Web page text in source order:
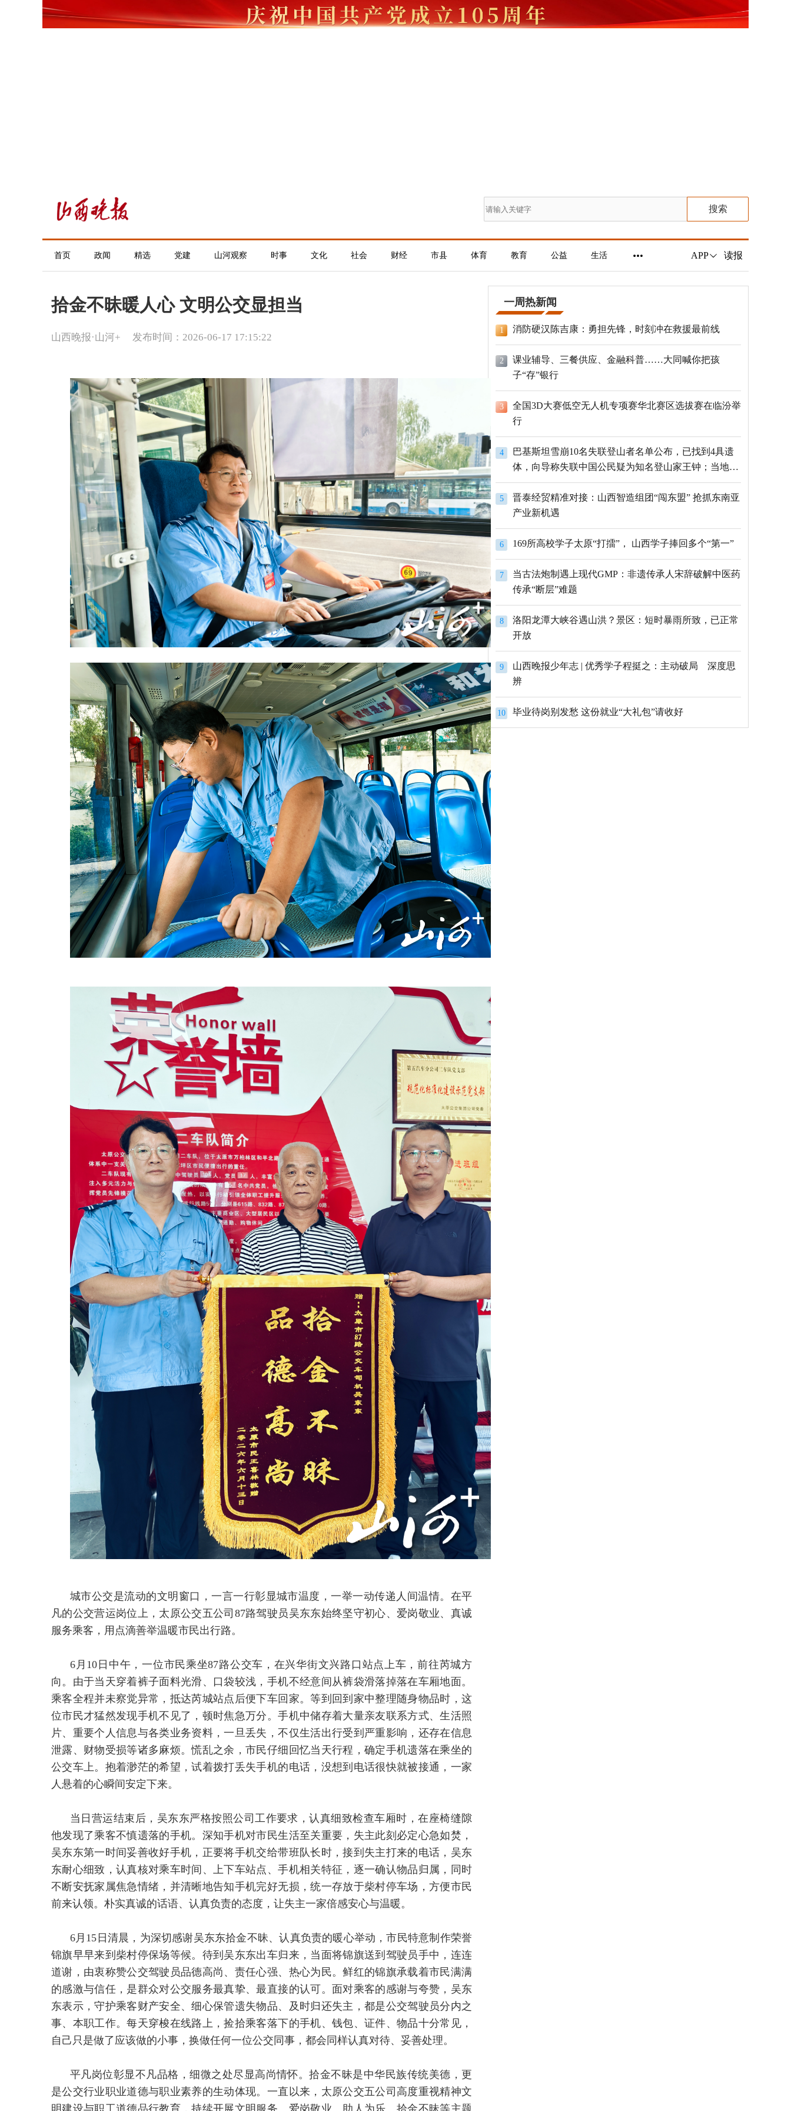
搜索
首页 政闻 精选 党建 山河观察 时事 文化 社会 财经 市县 体育 教育 公益 生活 APP 读报
拾金不昧暖人心 文明公交显担当
山西晚报·山河+ 发布时间：2026-06-17 17:15:22
城市公交是流动的文明窗口，一言一行彰显城市温度，一举一动传递人间温情。在平
凡的公交营运岗位上，太原公交五公司87路驾驶员吴东东始终坚守初心、爱岗敬业、真诚
服务乘客，用点滴善举温暖市民出行路。
6月10日中午，一位市民乘坐87路公交车，在兴华街文兴路口站点上车，前往芮城方
向。由于当天穿着裤子面料光滑、口袋较浅，手机不经意间从裤袋滑落掉落在车厢地面。
乘客全程并未察觉异常，抵达芮城站点后便下车回家。等到回到家中整理随身物品时，这
位市民才猛然发现手机不见了，顿时焦急万分。手机中储存着大量亲友联系方式、生活照
片、重要个人信息与各类业务资料，一旦丢失，不仅生活出行受到严重影响，还存在信息
泄露、财物受损等诸多麻烦。慌乱之余，市民仔细回忆当天行程，确定手机遗落在乘坐的
公交车上。抱着渺茫的希望，试着拨打丢失手机的电话，没想到电话很快就被接通，一家
人悬着的心瞬间安定下来。
当日营运结束后，吴东东严格按照公司工作要求，认真细致检查车厢时，在座椅缝隙
他发现了乘客不慎遗落的手机。深知手机对市民生活至关重要，失主此刻必定心急如焚，
吴东东第一时间妥善收好手机，正要将手机交给带班队长时，接到失主打来的电话，吴东
东耐心细致，认真核对乘车时间、上下车站点、手机相关特征，逐一确认物品归属，同时
不断安抚家属焦急情绪，并清晰地告知手机完好无损，统一存放于柴村停车场，方便市民
前来认领。朴实真诚的话语、认真负责的态度，让失主一家倍感安心与温暖。
6月15日清晨，为深切感谢吴东东拾金不昧、认真负责的暖心举动，市民特意制作荣誉
锦旗早早来到柴村停保场等候。待到吴东东出车归来，当面将锦旗送到驾驶员手中，连连
道谢，由衷称赞公交驾驶员品德高尚、责任心强、热心为民。鲜红的锦旗承载着市民满满
的感激与信任，是群众对公交服务最真挚、最直接的认可。面对乘客的感谢与夸赞，吴东
东表示，守护乘客财产安全、细心保管遗失物品、及时归还失主，都是公交驾驶员分内之
事、本职工作。每天穿梭在线路上，捡拾乘客落下的手机、钱包、证件、物品十分常见，
自己只是做了应该做的小事，换做任何一位公交同事，都会同样认真对待、妥善处理。
平凡岗位彰显不凡品格，细微之处尽显高尚情怀。拾金不昧是中华民族传统美德，更
是公交行业职业道德与职业素养的生动体现。一直以来，太原公交五公司高度重视精神文
明建设与职工道德品行教育，持续开展文明服务、爱岗敬业、助人为乐、拾金不昧等主题
一周热新闻
1 消防硬汉陈吉康：勇担先锋，时刻冲在救援最前线
2
课业辅导、三餐供应、金融科普……大同喊你把孩
子“存”银行
3
全国3D大赛低空无人机专项赛华北赛区选拔赛在临汾举
行
4
巴基斯坦雪崩10名失联登山者名单公布，已找到4具遗
体，向导称失联中国公民疑为知名登山家王钟；当地官
员：已定位到3个追踪器
5
晋泰经贸精准对接：山西智造组团“闯东盟” 抢抓东南亚
产业新机遇
6 169所高校学子太原“打擂”， 山西学子捧回多个“第一”
7
当古法炮制遇上现代GMP：非遗传承人宋辞破解中医药
传承“断层”难题
8
洛阳龙潭大峡谷遇山洪？景区：短时暴雨所致，已正常
开放
9
山西晚报少年志 | 优秀学子程挺之：主动破局 深度思
辨
10 毕业待岗别发愁 这份就业“大礼包”请收好